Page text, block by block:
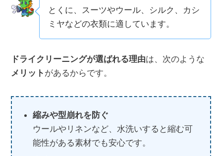
とくに、スーツやウール、シルク、カシ
ミヤなどの衣類に適しています。
ドライクリーニングが選ばれる理由は、次のような
メリット があるからです。
縮みや型崩れを防ぐ
ウールやリネンなど、水洗いすると縮む可
能性がある素材でも安心です。